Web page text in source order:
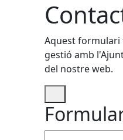
Aquest formulari
gestió amb
del nostre web.